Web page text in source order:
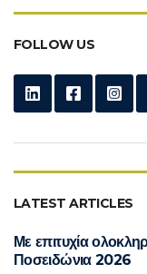
FOLLOW US
LATEST ARTICLES
Με επιτυχία
Ποσειδώνια 2026